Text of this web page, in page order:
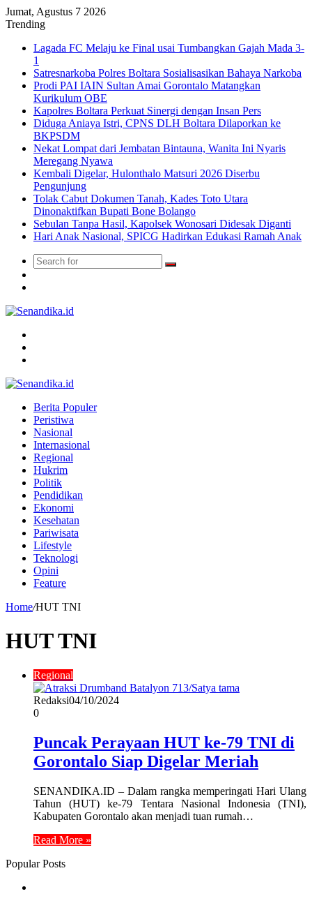
Jumat, Agustus 7 2026
Trending
Lagada FC Melaju ke Final usai Tumbangkan Gajah Mada 3-
1
Satresnarkoba Polres Boltara Sosialisasikan Bahaya Narkoba
Prodi PAI IAIN Sultan Amai Gorontalo Matangkan
Kurikulum OBE
Kapolres Boltara Perkuat Sinergi dengan Insan Pers
Diduga Aniaya Istri, CPNS DLH Boltara Dilaporkan ke
BKPSDM
Nekat Lompat dari Jembatan Bintauna, Wanita Ini Nyaris
Meregang Nyawa
Kembali Digelar, Hulonthalo Matsuri 2026 Diserbu
Pengunjung
Tolak Cabut Dokumen Tanah, Kades Toto Utara
Dinonaktifkan Bupati Bone Bolango
Sebulan Tanpa Hasil, Kapolsek Wonosari Didesak Diganti
Hari Anak Nasional, SPICG Hadirkan Edukasi Ramah Anak
Search
Berita Populer
Peristiwa
Nasional
Internasional
Regional
Hukrim
Politik
Pendidikan
Ekonomi
Kesehatan
Pariwisata
Lifestyle
Teknologi
Opini
Feature
Home/HUT TNI
HUT TNI
Regional
Redaksi04/10/2024
0
Puncak Perayaan HUT ke-79 TNI di
Gorontalo Siap Digelar Meriah
SENANDIKA.ID – Dalam rangka memperingati Hari Ulang
Tahun (HUT) ke-79 Tentara Nasional Indonesia (TNI),
Kabupaten Gorontalo akan menjadi tuan rumah…
Read More »
Popular Posts